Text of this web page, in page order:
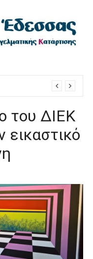
του ΔΙΕΚ